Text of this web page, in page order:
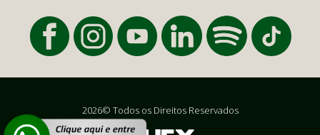
2026© Todos os Direitos Reservados